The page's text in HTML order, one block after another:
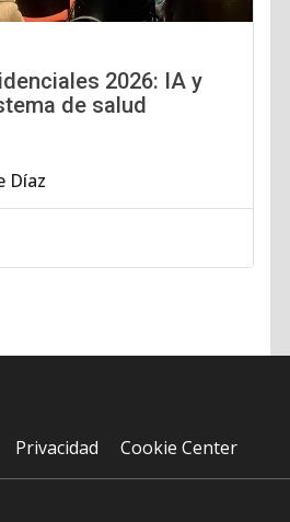
2026: IA y
de salud
Díaz
Privacidad Cookie Center